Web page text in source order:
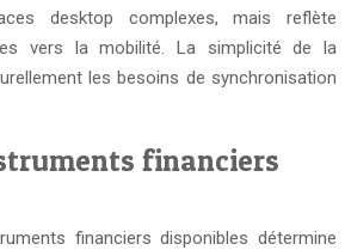
desktop complexes, mais reflète
vers la mobilité. La simplicité de la
les besoins de synchronisation
financiers
financiers disponibles détermine